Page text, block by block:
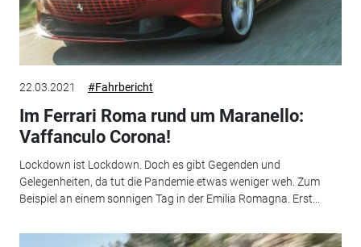
22.03.2021 #Fahrbericht
Im Ferrari Roma rund um Maranello:
Vaffanculo Corona!
Lockdown ist Lockdown. Doch es gibt Gegenden und
Gelegenheiten, da tut die Pandemie etwas weniger weh. Zum
Beispiel an einem sonnigen Tag in der Emilia Romagna. Erst...